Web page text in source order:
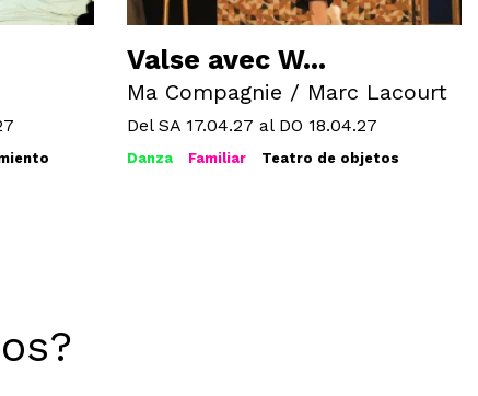
Valse avec W...
Ma Compagnie / Marc Lacourt
Del SA 17.04.27 al DO 18.04.27
Danza Familiar Teatro de objetos